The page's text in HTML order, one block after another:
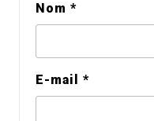
Nom *
E-mail *